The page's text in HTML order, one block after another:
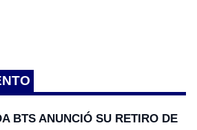
BTS ANUNCIÓ SU RETIRO DE